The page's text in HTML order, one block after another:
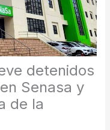
detenidos
Senasa y
de la